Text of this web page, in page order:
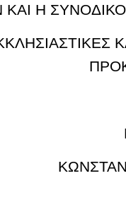
Η